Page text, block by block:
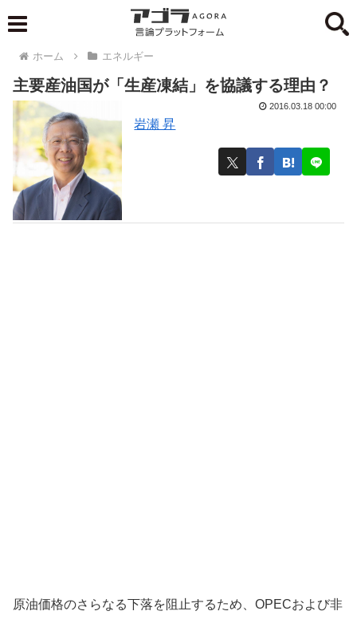
ホーム エネルギー
主要産油国が「生産凍結」を協議する理由？
岩瀬 昇
2016.03.18 00:00
原油価格のさらなる下落を阻止するため、OPECおよび非